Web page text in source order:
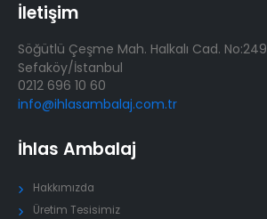
İletişim
Söğütlü Çeşme Mah. Halkalı Cad. No:249
Sefaköy/İstanbul
0212 696 10 60
info@ihlasambalaj.com.tr
İhlas Ambalaj
Hakkımızda
Üretim Tesisimiz